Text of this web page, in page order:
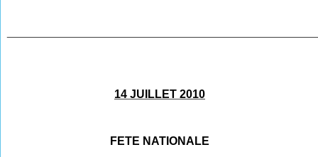
14 JUILLET 2010
FETE NATIONALE